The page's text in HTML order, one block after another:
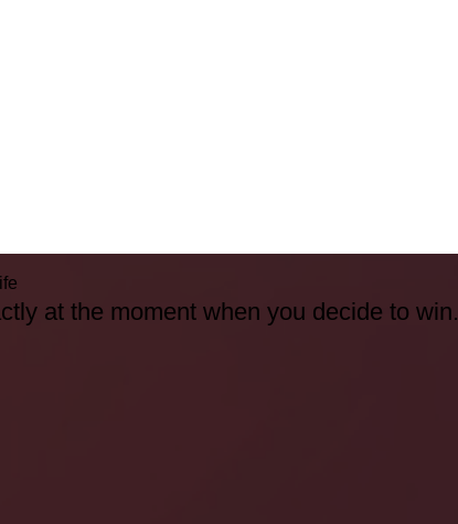
at the moment when you decide to win.